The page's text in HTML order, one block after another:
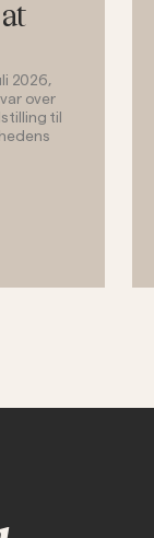
2026,
over
til